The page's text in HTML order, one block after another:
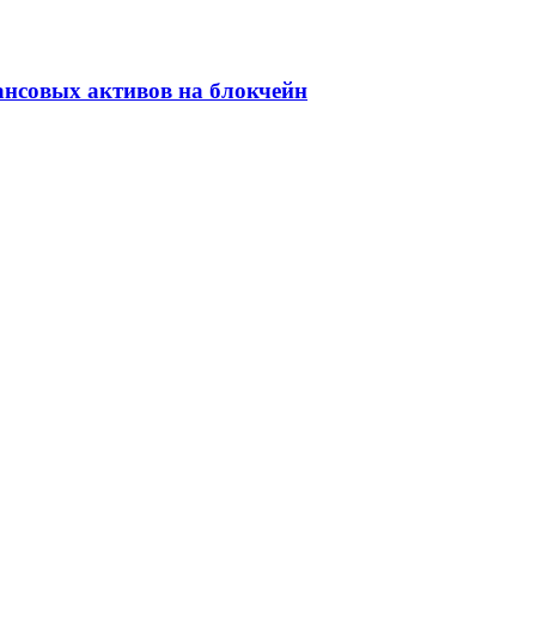
активов на блокчейн